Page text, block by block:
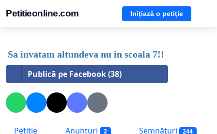
Petitieonline.com Inițiază o petiție
Sa invatam altundeva nu in scoala 7!!
Publică pe Facebook (38)
Petitie Anunțuri 2 Semnături 244